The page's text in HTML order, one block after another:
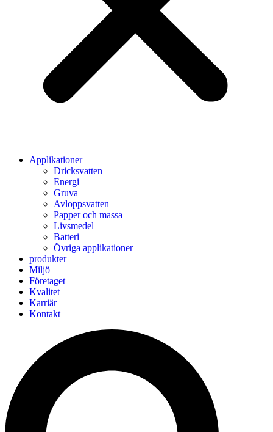
Applikationer
Dricksvatten
Energi
Gruva
Avloppsvatten
Papper och massa
Livsmedel
Batteri
Övriga applikationer
produkter
Miljö
Företaget
Kvalitet
Karriär
Kontakt